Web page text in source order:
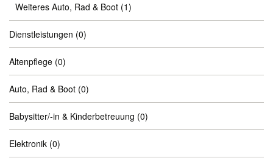
Weiteres Auto, Rad & Boot (1)
Dienstleistungen (0)
Altenpflege (0)
Auto, Rad & Boot (0)
Babysitter/-in & Kinderbetreuung (0)
Elektronik (0)